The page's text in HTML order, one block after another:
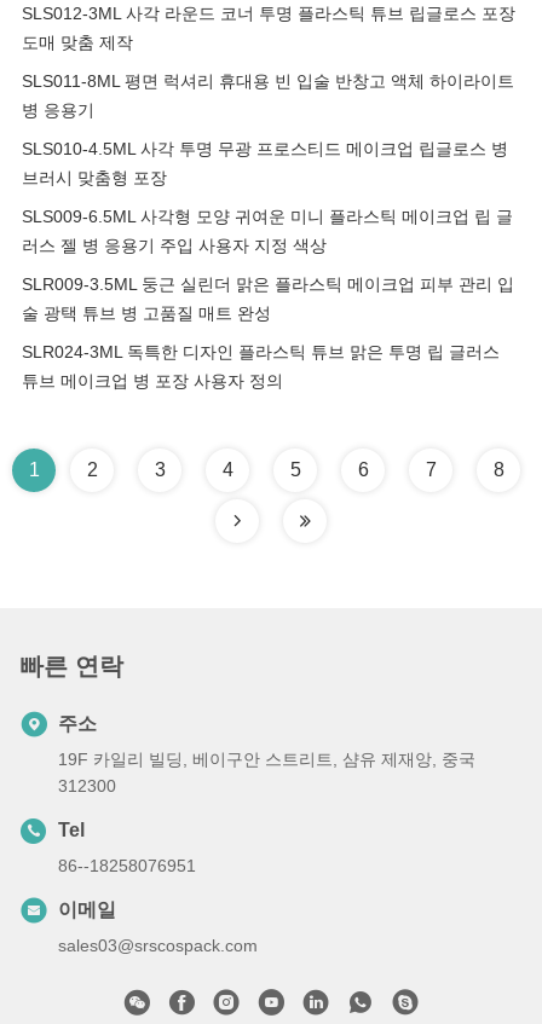
SLS012-3ML 사각 라운드 코너 투명 플라스틱 튜브 립글로스 포장
도매 맞춤 제작
SLS011-8ML 평면 럭셔리 휴대용 빈 입술 반창고 액체 하이라이트
병 응용기
SLS010-4.5ML 사각 투명 무광 프로스티드 메이크업 립글로스 병
브러시 맞춤형 포장
SLS009-6.5ML 사각형 모양 귀여운 미니 플라스틱 메이크업 립 글
러스 젤 병 응용기 주입 사용자 지정 색상
SLR009-3.5ML 둥근 실린더 맑은 플라스틱 메이크업 피부 관리 입
술 광택 튜브 병 고품질 매트 완성
SLR024-3ML 독특한 디자인 플라스틱 튜브 맑은 투명 립 글러스
튜브 메이크업 병 포장 사용자 정의
1 2 3 4 5 6 7 8
빠른 연락
주소
19F 카일리 빌딩, 베이구안 스트리트, 샴유 제재앙, 중국
312300
Tel
86--18258076951
이메일
sales03@srscospack.com